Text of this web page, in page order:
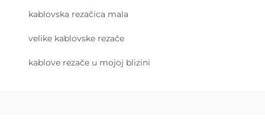
kablovska rezačica mala
velike kablovske rezače
kablove rezače u mojoj blizini